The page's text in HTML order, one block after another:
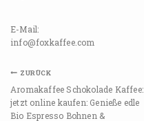
E-Mail:
info@foxkaffee.com
ZURÜCK
Aromakaffee Schokolade Kaffee:
jetzt online kaufen: Genieße edle
Bio Espresso Bohnen &